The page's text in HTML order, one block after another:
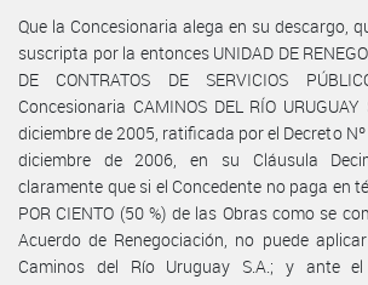
Que la Concesionaria alega en su descargo,
suscripta por la entonces UNIDAD DE
DE CONTRATOS DE SERVICIOS
Concesionaria CAMINOS DEL RÍO
diciembre de 2005, ratificada por el Decreto
diciembre de 2006, en su Cláusula
claramente que si el Concedente no paga en
POR CIENTO (50 %) de las Obras como se
Acuerdo de Renegociación, no puede
Caminos del Río Uruguay S.A.; y ante el